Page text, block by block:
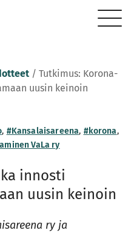
/ Tutkimus: Korona-
uusin keinoin
, #Kansalaisareena, #korona,
VaLa ry
innosti
uusin keinoin
ry ja